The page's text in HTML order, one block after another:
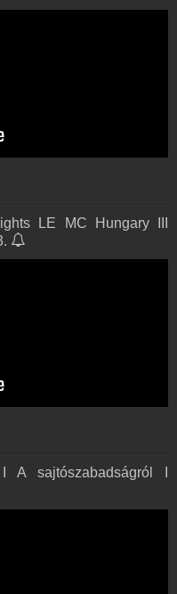
LE MC Hungary III
sajtószabadságról I